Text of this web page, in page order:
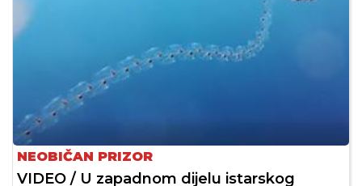
NEOBIČAN PRIZOR
VIDEO / U zapadnom dijelu istarskog